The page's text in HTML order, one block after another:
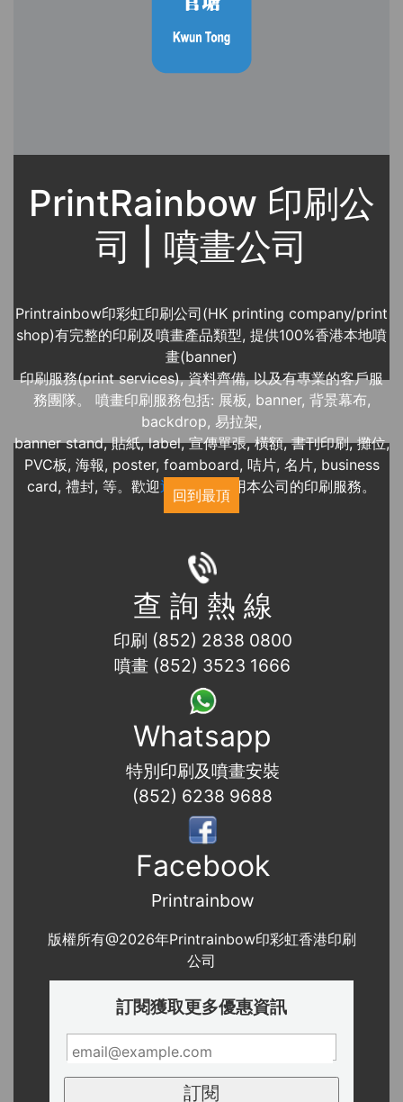
PrintRainbow 印刷公
司 | 噴畫公司
Printrainbow印彩虹印刷公司(HK printing company/print
shop)有完整的印刷及噴畫產品類型, 提供100%香港本地噴
畫(banner)
印刷服務(print services), 資料齊備, 以及有專業的客戶服
務團隊。 噴畫印刷服務包括: 展板, banner, 背景幕布,
backdrop, 易拉架,
banner stand, 貼紙, label, 宣傳單張, 橫額, 書刊印刷, 攤位,
PVC板, 海報, poster, foamboard, 咭片, 名片, business
card, 禮封, 等。歡迎近期展覽使用本公司的印刷服務。
回到最頂
查 詢 熱 線
印刷 (852) 2838 0800
噴畫 (852) 3523 1666
Whatsapp
特別印刷及噴畫安裝
(852) 6238 9688
Facebook
Printrainbow
版權所有@2026年Printrainbow印彩虹香港印刷
公司
訂閱獲取更多優惠資訊